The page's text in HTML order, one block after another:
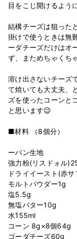
目をこじ開けるよう
結構チーズは狙った
掛けで使うときは無
ーダチーズだけはオ
ず、まためちゃくち
溶け出さないチーズ
て焼いても大丈夫、
ズを使ったコーンと
と思います😉
■材料 （8個分）
ーパン生地
強力粉(リスドォル
ドライイースト(赤
モルトパウダー1g
塩5.5g
無塩バター10g
水155ml
コーン 8g×8個64g
ゴーダチーズ60g